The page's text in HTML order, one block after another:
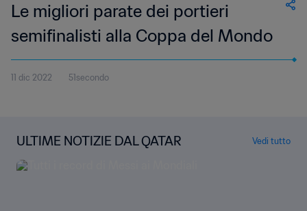
Le migliori parate dei portieri
semifinalisti alla Coppa del Mondo
11 dic 2022 51secondo
ULTIME NOTIZIE DAL QATAR Vedi tutto